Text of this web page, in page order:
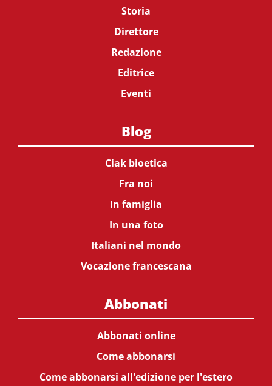
Storia
Direttore
Redazione
Editrice
Eventi
Blog
Ciak bioetica
Fra noi
In famiglia
In una foto
Italiani nel mondo
Vocazione francescana
Abbonati
Abbonati online
Come abbonarsi
Come abbonarsi all'edizione per l'estero